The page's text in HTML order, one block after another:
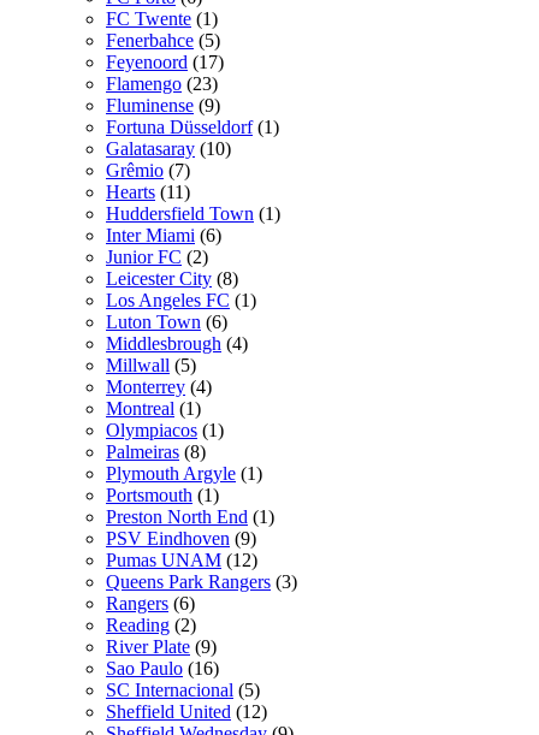
FC Twente (1)
Fenerbahce (5)
Feyenoord (17)
Flamengo (23)
Fluminense (9)
Fortuna Düsseldorf (1)
Galatasaray (10)
Grêmio (7)
Hearts (11)
Huddersfield Town (1)
Inter Miami (6)
Junior FC (2)
Leicester City (8)
Los Angeles FC (1)
Luton Town (6)
Middlesbrough (4)
Millwall (5)
Monterrey (4)
Montreal (1)
Olympiacos (1)
Palmeiras (8)
Plymouth Argyle (1)
Portsmouth (1)
Preston North End (1)
PSV Eindhoven (9)
Pumas UNAM (12)
Queens Park Rangers (3)
Rangers (6)
Reading (2)
River Plate (9)
Sao Paulo (16)
SC Internacional (5)
Sheffield United (12)